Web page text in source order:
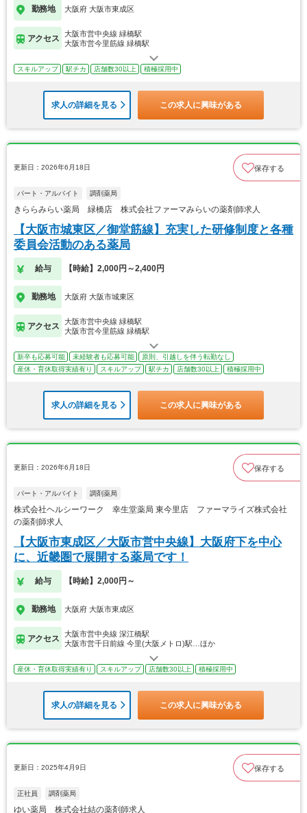
勤務地 大阪府 大阪市東成区
アクセス
大阪市営中央線 緑橋駅
大阪市営今里筋線 緑橋駅
スキルアップ 駅チカ 店舗数30以上 積極採用中
求人の詳細を見る この求人に興味がある
更新日：2026年6月18日 保存する
パート・アルバイト 調剤薬局
きららみらい薬局 緑橋店 株式会社ファーマみらいの薬剤師求人
【大阪市城東区／御堂筋線】充実した研修制度と各種
委員会活動のある薬局
給与 【時給】2,000円～2,400円
勤務地 大阪府 大阪市城東区
アクセス
大阪市営中央線 緑橋駅
大阪市営今里筋線 緑橋駅
新卒も応募可能 未経験者も応募可能
原則、引越しを伴う転勤なし
産休・育休取得実績有り
スキルアップ 駅チカ 店舗数30以上 積極採用中
求人の詳細を見る この求人に興味がある
更新日：2026年6月18日 保存する
パート・アルバイト 調剤薬局
株式会社ヘルシーワーク 幸生堂薬局 東今里店 ファーマライズ株式会社
の薬剤師求人
【大阪市東成区／大阪市営中央線】大阪府下を中心
に、近畿圏で展開する薬局です！
給与 【時給】2,000円～
勤務地 大阪府 大阪市東成区
アクセス
大阪市営中央線 深江橋駅
大阪市営千日前線 今里(大阪メトロ)駅…ほか
産休・育休取得実績有り スキルアップ 店舗数30以上 積極採用中
求人の詳細を見る この求人に興味がある
更新日：2025年4月9日 保存する
正社員 調剤薬局
ゆい薬局 株式会社結の薬剤師求人